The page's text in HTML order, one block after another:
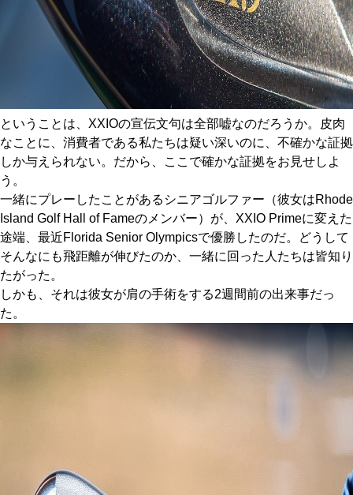
ということは、XXIOの宣伝文句は全部嘘なのだろうか。皮肉
なことに、消費者である私たちは疑い深いのに、不確かな証拠
しか与えられない。だから、ここで確かな証拠をお見せしよ
う。
一緒にプレーしたことがあるシニアゴルファー（彼女はRhode
Island Golf Hall of Fameのメンバー）が、XXIO Primeに変えた
途端、最近Florida Senior Olympicsで優勝したのだ。どうして
そんなにも飛距離が伸びたのか、一緒に回った人たちは皆知り
たがった。
しかも、それは彼女が肩の手術をする2週間前の出来事だっ
た。